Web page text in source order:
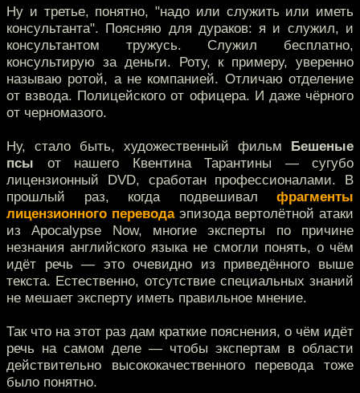
Ну и третье, понятно, "надо или служить или иметь
консультанта". Поясняю для дураков: я и служил, и
консультантом тружусь. Служил бесплатно,
консультирую за деньги. Роту, к примеру, уверенно
называю ротой, а не компанией. Отличаю отделение
от взвода. Полицейского от офицера. И даже чёрного
от черномазого.
Ну, стало быть, художественный фильм Бешеные
псы от нашего Квентина Тарантины — сугубо
лицензионный DVD, сработан профессионалами. В
прошлый раз, когда подвешивал фрагменты
лицензионного перевода эпизода вертолётной атаки
из Apocalypse Now, многие эксперты по причине
незнания английского языка не смогли понять, о чём
идёт речь — это очевидно из приведённого выше
текста. Естественно, отсутствие специальных знаний
не мешает эксперту иметь правильное мнение.
Так что на этот раз дам краткие пояснения, о чём идёт
речь на самом деле — чтобы экспертам в области
действительно высококачественного перевода тоже
было понятно.